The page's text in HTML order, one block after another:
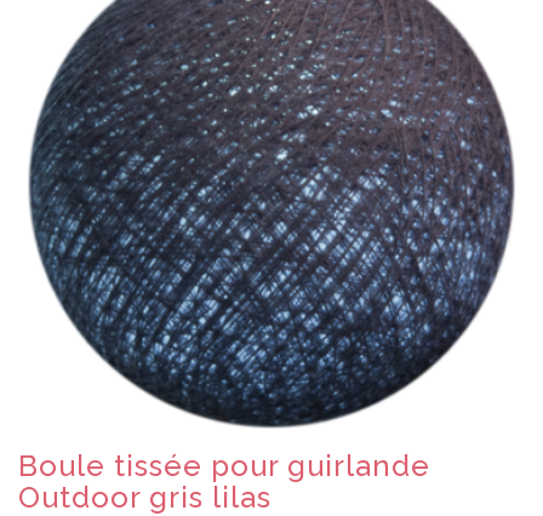
Boule tissée pour guirlande
Outdoor gris lilas